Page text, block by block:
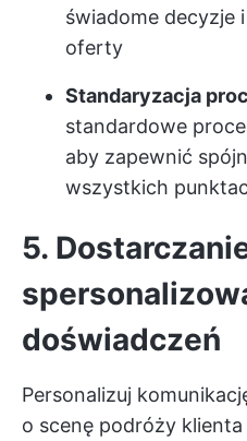
świadome decyzje
oferty
Standaryzacja
standardowe
aby zapewnić
wszystkich
5.
doświadczeń
Personalizuj
o scenę podróży